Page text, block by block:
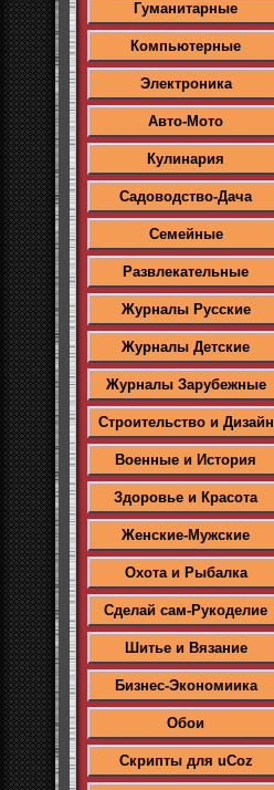
Гуманитарные
Компьютерные
Электроника
Авто-Мото
Кулинария
Садоводство-Дача
Семейные
Развлекательные
Журналы Русские
Журналы Детские
Журналы Зарубежные
Строительство и Дизайн
Военные и История
Здоровье и Красота
Женские-Мужские
Охота и Рыбалка
Сделай сам-Рукоделие
Шитье и Вязание
Бизнес-Экономиика
Обои
Скрипты для uCoz